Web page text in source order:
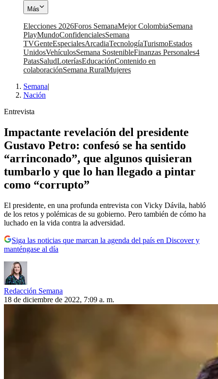
Más
Elecciones 2026Foros SemanaMejor ColombiaSemana
PlayMundoConfidencialesSemana
TVGenteEspecialesArcadiaTecnologíaTurismoEstados
UnidosVehículosSemana SostenibleFinanzas Personales4
PatasSaludLoteríasEducaciónContenido en
colaboraciónSemana RuralMujeres
Semana|
Nación
Entrevista
Impactante revelación del presidente
Gustavo Petro: confesó se ha sentido
“arrinconado”, que algunos quisieran
tumbarlo y que lo han llegado a pintar
como “corrupto”
El presidente, en una profunda entrevista con Vicky Dávila, habló
de los retos y polémicas de su gobierno. Pero también de cómo ha
luchado en la vida contra la adversidad.
Siga las noticias que marcan la agenda del país en Discover y
manténgase al día
Redacción Semana
18 de diciembre de 2022, 7:09 a. m.